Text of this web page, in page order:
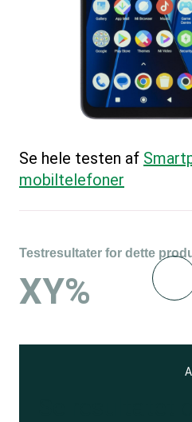
Se hele testen af
mobiltelefoner
Testresultater for dette
XY%